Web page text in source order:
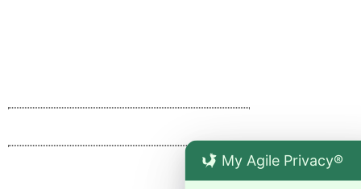
My Agile Privacy®